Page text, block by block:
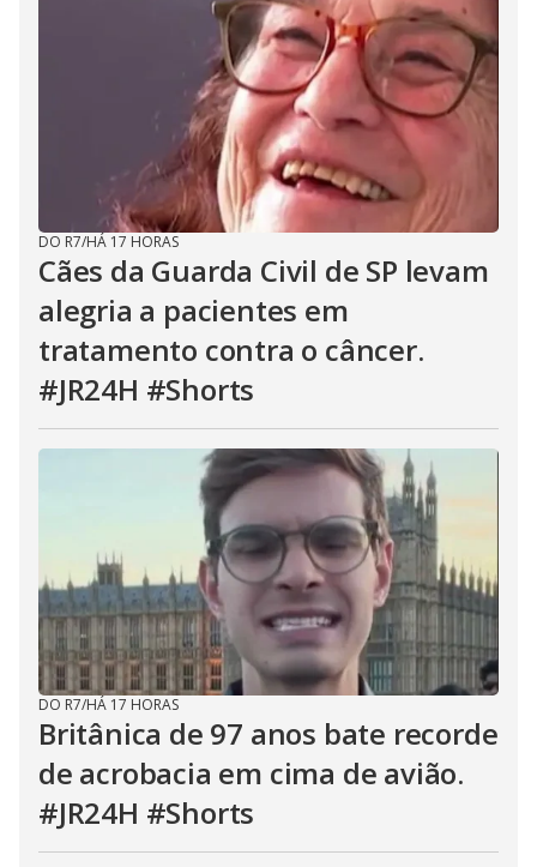
DO R7/HÁ 17 HORAS
Cães da Guarda Civil de SP levam
alegria a pacientes em
tratamento contra o câncer.
#JR24H #Shorts
DO R7/HÁ 17 HORAS
Britânica de 97 anos bate recorde
de acrobacia em cima de avião.
#JR24H #Shorts